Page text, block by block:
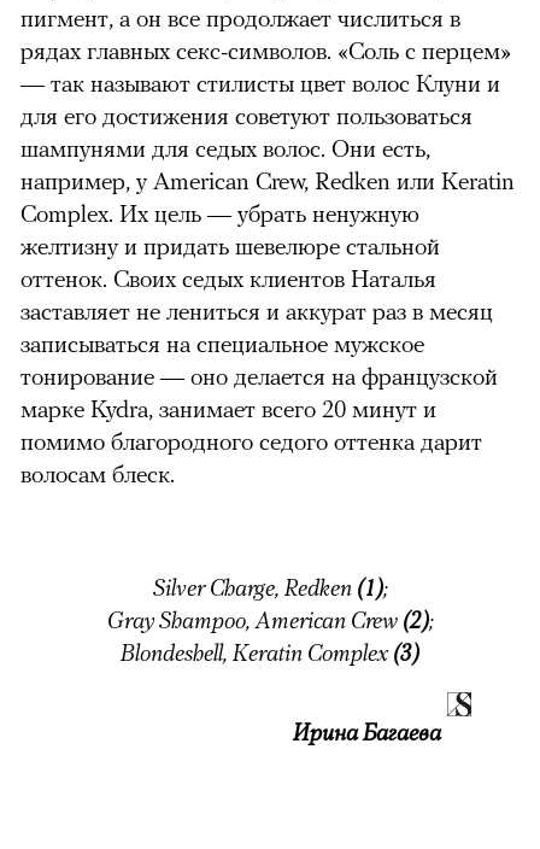
00:00/ 00:00
пигмент, а он все продолжает числиться в
рядах главных секс-символов. «Соль с перцем»
— так называют стилисты цвет волос Клуни и
для его достижения советуют пользоваться
шампунями для седых волос. Они есть,
например, у Ameriсan Crew, Redken или Keratin
Complex. Их цель — убрать ненужную
желтизну и придать шевелюре стальной
оттенок. Своих седых клиентов Наталья
заставляет не лениться и аккурат раз в месяц
записываться на специальное мужское
тонирование — оно делается на французской
марке Kydra, занимает всего 20 минут и
помимо благородного седого оттенка дарит
волосам блеск.
Silver Charge, Redken (1);
Gray Shampoo, American Crew (2);
Blondeshell, Keratin Complex(3)
Ирина Багаева